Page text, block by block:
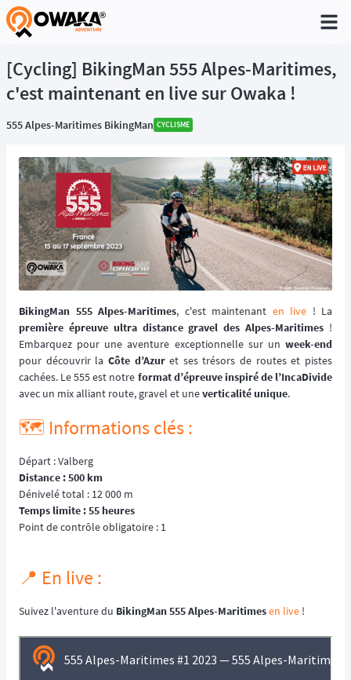
®
[Cycling] BikingMan 555 Alpes-Maritimes,
c'est maintenant en live sur Owaka !
555 Alpes-Maritimes BikingMan CYCLISME
BikingMan 555 Alpes-Maritimes, c'est maintenant en live ! La
première épreuve ultra distance gravel des Alpes-Maritimes !
Embarquez pour une aventure exceptionnelle sur un week-end
pour découvrir la Côte d’Azuret ses trésors de routes et pistes
cachées. Le 555 est notre format d’épreuve inspiré de l’IncaDivide
avec un mix alliant route, gravel et uneverticalité unique.
🗺️ Informations clés :
Départ : Valberg
Distance : 500 km
Dénivelé total : 12 000 m
Temps limite : 55 heures
Point de contrôle obligatoire : 1
📍 En live :
Suivez l'aventure du BikingMan 555 Alpes-Maritimesen live !